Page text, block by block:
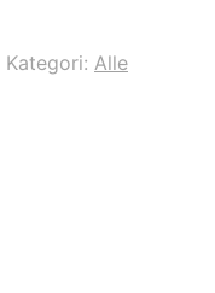
Kategori: Alle